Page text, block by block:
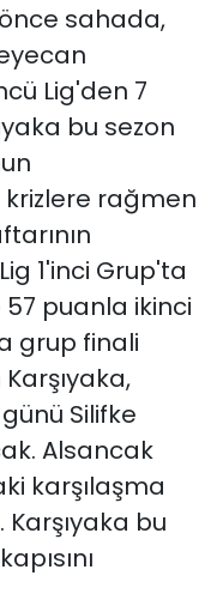
önce sahada,
Lig'den 7
bu sezon
krizlere rağmen
1'inci Grup'ta
57 puanla ikinci
grup finali
Silifke
Alsancak
karşılaşma
bu